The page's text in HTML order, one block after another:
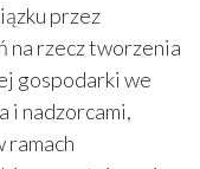
przez
na rzecz tworzenia
gospodarki we
i nadzorcami,